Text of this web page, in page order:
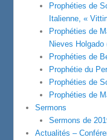
Prophéties de
Italienne, «
Prophéties de
Nieves Holgado
Prophéties de
Prophétie du
Prophéties de
Prophéties de
Sermons
Sermons de
Actualités –